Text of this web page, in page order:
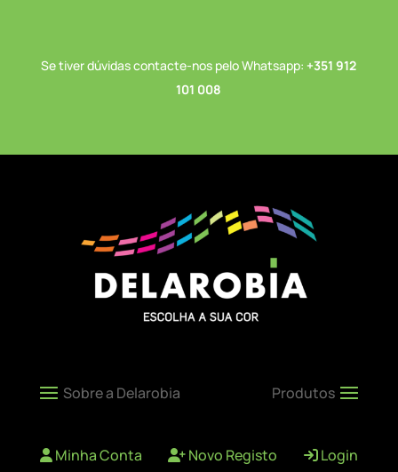
Se tiver dúvidas contacte-nos pelo Whatsapp: +351 912
101 008
Minha Conta Novo Registo Login